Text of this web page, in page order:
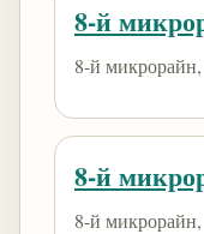
8-й
8-й
8-й
8-й